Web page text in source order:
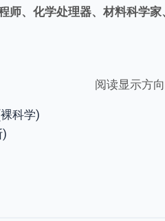
师、化学处理器、材料科学家
阅读显示方
科学)
)